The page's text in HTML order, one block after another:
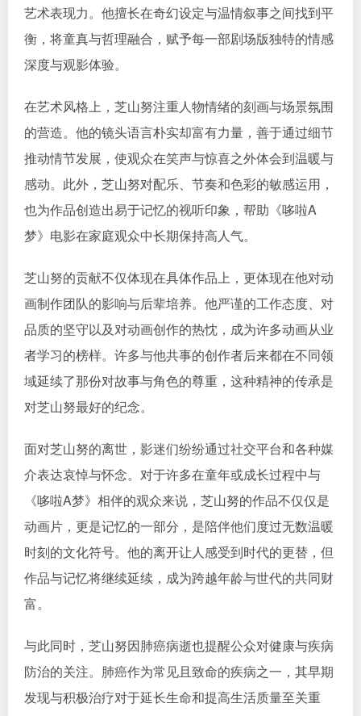
艺术表现力。他擅长在奇幻设定与温情叙事之间找到平
衡，将童真与哲理融合，赋予每一部剧场版独特的情感
深度与观影体验。
在艺术风格上，芝山努注重人物情绪的刻画与场景氛围
的营造。他的镜头语言朴实却富有力量，善于通过细节
推动情节发展，使观众在笑声与惊喜之外体会到温暖与
感动。此外，芝山努对配乐、节奏和色彩的敏感运用，
也为作品创造出易于记忆的视听印象，帮助《哆啦A
梦》电影在家庭观众中长期保持高人气。
芝山努的贡献不仅体现在具体作品上，更体现在他对动
画制作团队的影响与后辈培养。他严谨的工作态度、对
品质的坚守以及对动画创作的热忱，成为许多动画从业
者学习的榜样。许多与他共事的创作者后来都在不同领
域延续了那份对故事与角色的尊重，这种精神的传承是
对芝山努最好的纪念。
面对芝山努的离世，影迷们纷纷通过社交平台和各种媒
介表达哀悼与怀念。对于许多在童年或成长过程中与
《哆啦A梦》相伴的观众来说，芝山努的作品不仅仅是
动画片，更是记忆的一部分，是陪伴他们度过无数温暖
时刻的文化符号。他的离开让人感受到时代的更替，但
作品与记忆将继续延续，成为跨越年龄与世代的共同财
富。
与此同时，芝山努因肺癌病逝也提醒公众对健康与疾病
防治的关注。肺癌作为常见且致命的疾病之一，其早期
发现与积极治疗对于延长生命和提高生活质量至关重